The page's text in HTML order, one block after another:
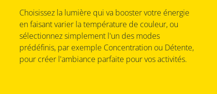
Choisissez la lumière qui va booster votre énergie
en faisant varier la température de couleur, ou
sélectionnez simplement l'un des modes
prédéfinis, par exemple Concentration ou Détente,
pour créer l'ambiance parfaite pour vos activités.